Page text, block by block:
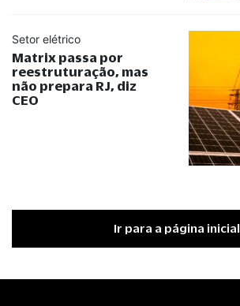
Setor elétrico
Matrix passa por
reestruturação, mas
não prepara RJ, diz
CEO
Ir para a página inicial